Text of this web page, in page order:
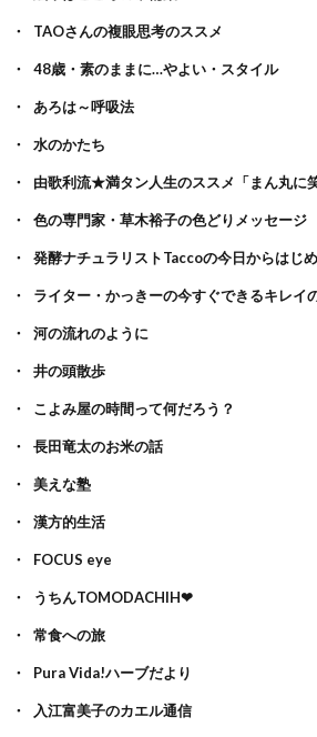
TAOさんの複眼思考のススメ
48歳・素のままに…やよい・スタイル
あろは～呼吸法
水のかたち
由歌利流★満タン人生のススメ「まん丸に
色の専門家・草木裕子の色どりメッセージ
発酵ナチュラリストTaccoの今日からはじ
ライター・かっきーの今すぐできるキレイ
河の流れのように
井の頭散歩
こよみ屋の時間って何だろう？
長田竜太のお米の話
美えな塾
漢方的生活
FOCUS eye
うちんTOMODACHIH❤
常食への旅
Pura Vida!ハーブだより
入江富美子のカエル通信